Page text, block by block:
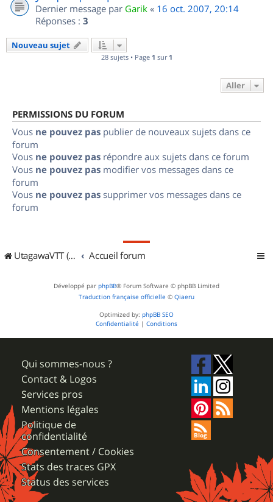
Dernier message par Garik « 16 oct. 2007, 20:14
Réponses : 3
Nouveau sujet
28 sujets • Page 1 sur 1
Aller
PERMISSIONS DU FORUM
Vous ne pouvez pas publier de nouveaux sujets dans ce
forum
Vous ne pouvez pas répondre aux sujets dans ce forum
Vous ne pouvez pas modifier vos messages dans ce
forum
Vous ne pouvez pas supprimer vos messages dans ce
forum
UtagawaVTT (Randos VTT et VTTAE avec traces GPS) Accueil forum
Développé par phpBB® Forum Software © phpBB Limited
Traduction française officielle © Qiaeru
Optimized by: phpBB SEO
Confidentialité | Conditions
Qui sommes-nous ?
Contact & Logos
Services pros
Mentions légales
Politique de
confidentialité
Consentement / Cookies
Stats des traces GPX
Status des services